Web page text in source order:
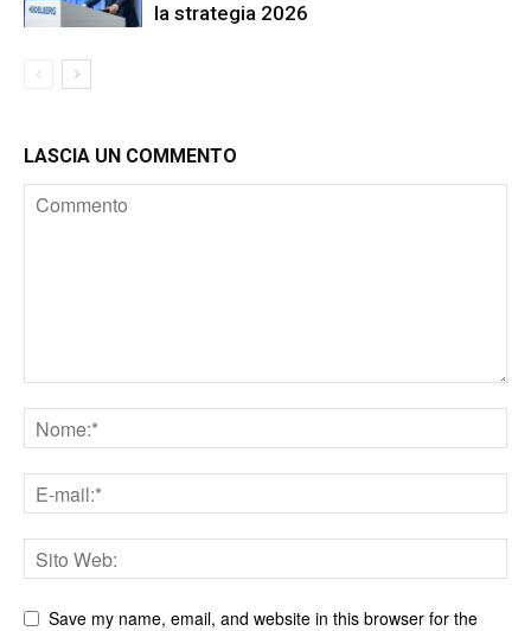
la strategia 2026
LASCIA UN COMMENTO
Save my name, email, and website in this browser for the